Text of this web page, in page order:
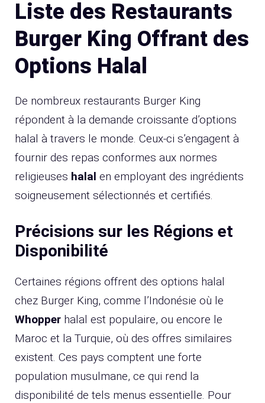
Liste des Restaurants
Burger King Offrant des
Options Halal
De nombreux restaurants Burger King
répondent à la demande croissante d’options
halal à travers le monde. Ceux-ci s’engagent à
fournir des repas conformes aux normes
religieuses halal en employant des ingrédients
soigneusement sélectionnés et certifiés.
Précisions sur les Régions et
Disponibilité
Certaines régions offrent des options halal
chez Burger King, comme l’Indonésie où le
Whopper halal est populaire, ou encore le
Maroc et la Turquie, où des offres similaires
existent. Ces pays comptent une forte
population musulmane, ce qui rend la
disponibilité de tels menus essentielle. Pour